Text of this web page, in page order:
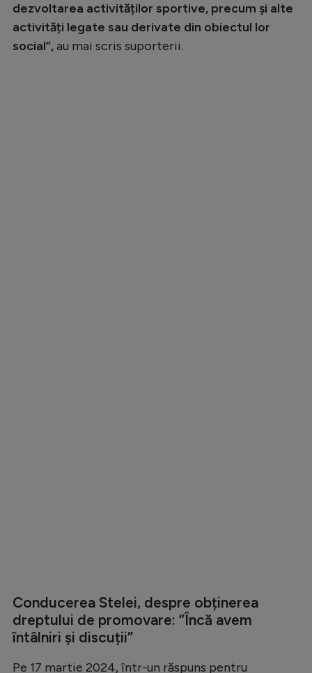
dezvoltarea activităților sportive, precum și alte
activități legate sau derivate din obiectul lor
social”,au mai scris suporterii.
Conducerea Stelei, despre obținerea
dreptului de promovare: ”Încă avem
întâlniri și discuții”
Pe 17 martie 2024, într-un răspuns pentru